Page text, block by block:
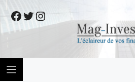
to
content
Facebook
Twitter
Instagram